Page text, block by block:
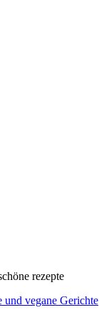
rezepte
und vegane Gerichte